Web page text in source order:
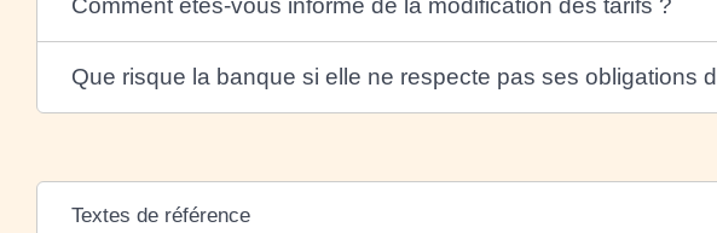
Que risque la banque si elle ne respecte pas ses obligations
Textes de référence